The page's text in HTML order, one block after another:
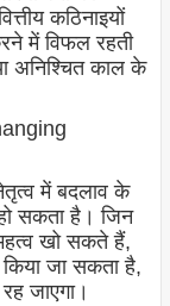
कठिनाइयों
में विफल रहती
अनिश्चित काल के
में बदलाव के
सकता है। जिन
खो सकते हैं,
किया जा सकता है,
जाएगा।